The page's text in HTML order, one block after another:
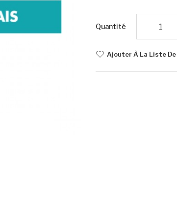
Quantité
Ajouter À La Liste